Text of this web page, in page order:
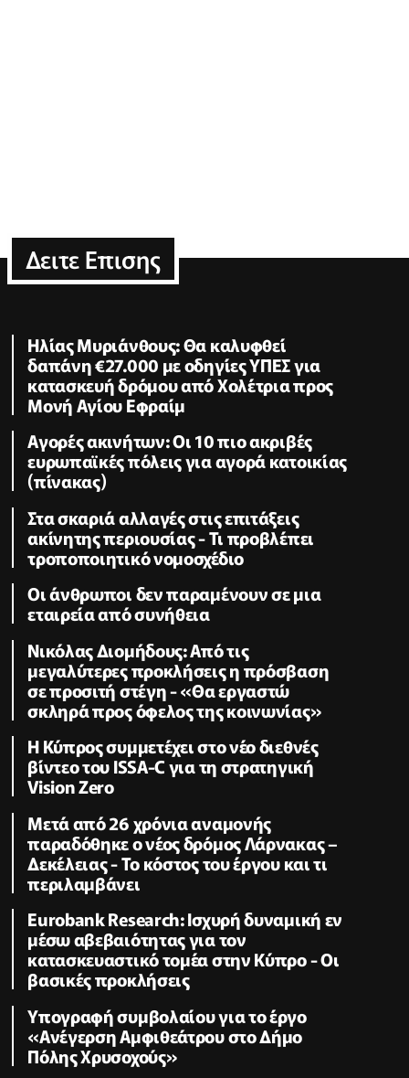
Δειτε Επισης
Ηλίας Μυριάνθους: Θα καλυφθεί
δαπάνη €27.000 με οδηγίες ΥΠΕΣ για
κατασκευή δρόμου από Χολέτρια προς
Μονή Αγίου Εφραίμ
Αγορές ακινήτων: Οι 10 πιο ακριβές
ευρωπαϊκές πόλεις για αγορά κατοικίας
(πίνακας)
Στα σκαριά αλλαγές στις επιτάξεις
ακίνητης περιουσίας - Τι προβλέπει
τροποποιητικό νομοσχέδιο
Οι άνθρωποι δεν παραμένουν σε μια
εταιρεία από συνήθεια
Νικόλας Διομήδους: Από τις
μεγαλύτερες προκλήσεις η πρόσβαση
σε προσιτή στέγη - «Θα εργαστώ
σκληρά προς όφελος της κοινωνίας»
Η Κύπρος συμμετέχει στο νέο διεθνές
βίντεο του ISSA-C για τη στρατηγική
Vision Zero
Μετά από 26 χρόνια αναμονής
παραδόθηκε ο νέος δρόμος Λάρνακας –
Δεκέλειας - Το κόστος του έργου και τι
περιλαμβάνει
Eurobank Research: Ισχυρή δυναμική εν
μέσω αβεβαιότητας για τον
κατασκευαστικό τομέα στην Κύπρο - Οι
βασικές προκλήσεις
Υπογραφή συμβολαίου για το έργο
«Ανέγερση Αμφιθεάτρου στο Δήμο
Πόλης Χρυσοχούς»